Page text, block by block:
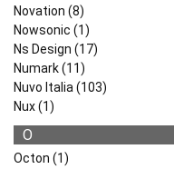
Novation (8)
Nowsonic (1)
Ns Design (17)
Numark (11)
Nuvo Italia (103)
Nux (1)
O
Octon (1)